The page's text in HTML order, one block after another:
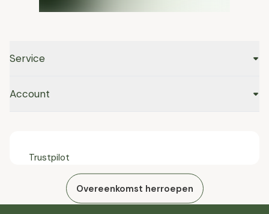
Service
Account
Trustpilot
Overeenkomst herroepen